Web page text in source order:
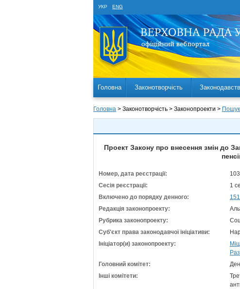
УКР ENG
Головна Законотворчість
Головна > Законотворчість > Законопроекти > Пошук
Проект Закону про внесення змін до
Номер, дата реєстрації:
Сесія реєстрації:
1
Включено до порядку денного:
Редакція законопроекту:
Рубрика законопроекту:
Суб'єкт права законодавчої ініціативи:
Ініціатор(и) законопроекту:
Головний комітет:
Інші комітети: